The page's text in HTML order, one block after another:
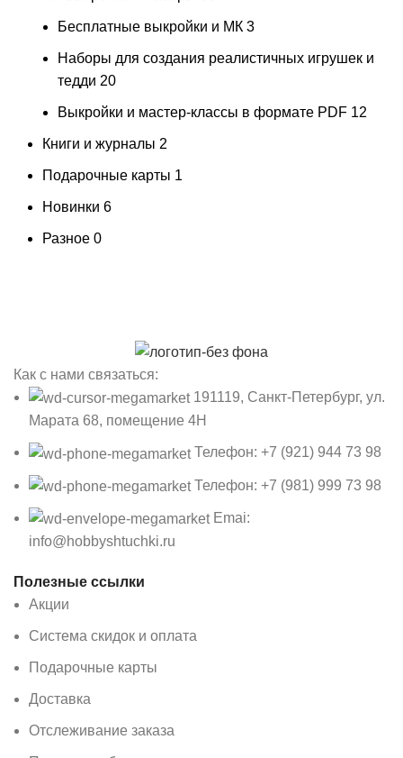
Бесплатные выкройки и МК 3
Наборы для создания реалистичных игрушек и
тедди 20
Выкройки и мастер-классы в формате PDF 12
Книги и журналы 2
Подарочные карты 1
Новинки 6
Разное 0
Как с нами связаться:
191119, Санкт-Петербург, ул.
Марата 68, помещение 4Н
Телефон: +7 (921) 944 73 98
Телефон: +7 (981) 999 73 98
Emai:
info@hobbyshtuchki.ru
Полезные ссылки
Акции
Система скидок и оплата
Подарочные карты
Доставка
Отслеживание заказа